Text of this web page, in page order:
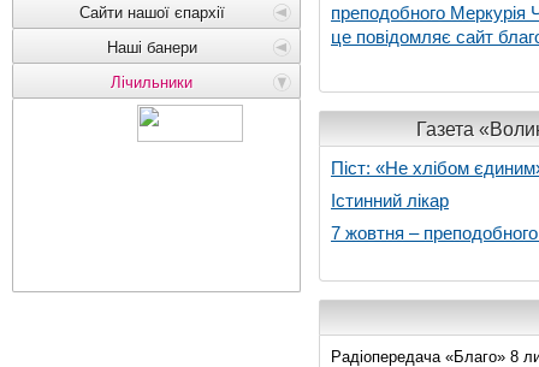
Сайти нашої єпархії
Наші банери
Лічильники
преподобного Меркурія
це повідомляє сайт
Газета
Піст: «Не хлібом
Істинний лікар
7 жовтня –
Радіопередача «Благо» 8